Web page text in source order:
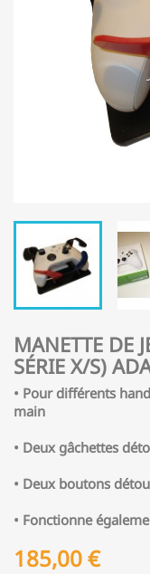
MANETTE DE
SÉRIE X/S)
• Pour différents
main
• Deux gâchettes
• Deux boutons
• Fonctionne
185,00 €